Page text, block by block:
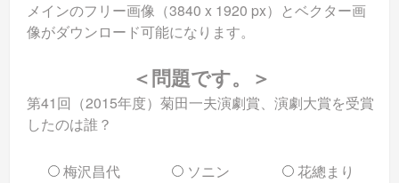
メインのフリー画像（3840 x 1920 px）とベクター画
像がダウンロード可能になります。
＜問題です。＞
第41回（2015年度）菊田一夫演劇賞、演劇大賞を受賞
したのは誰？
梅沢昌代 ソニン 花總まり